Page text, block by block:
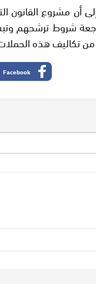
شروط ترشحهم
Facebook